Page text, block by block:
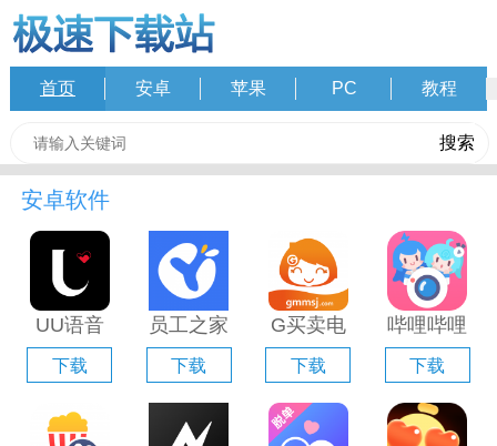
首页 安卓 苹果 PC 教程
安卓软件
UU语音
电脑版
「含模拟
器」
下载
员工之家
电脑版
「含模拟
下载
G买卖电
脑版「含
模拟器」
下载
哔哩哔哩
直播姬电
脑版「含
模拟器」
下载